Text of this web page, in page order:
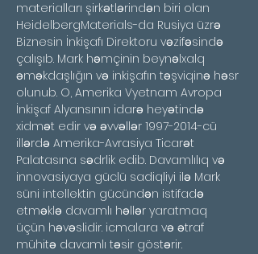
materialları şirkətlərindən biri olan
HeidelbergMaterials-da Rusiya üzrə
Biznesin İnkişafı Direktoru vəzifəsində
çalışıb. Mark həmçinin beynəlxalq
əməkdaşlığın və inkişafın təşviqinə həsr
olunub. O, Amerika Vyetnam Avropa
İnkişaf Alyansının idarə heyətində
xidmət edir və əvvəllər 1997-2014-cü
illərdə Amerika-Avrasiya Ticarət
Palatasına sədrlik edib. Davamlılıq və
innovasiyaya güclü sadiqliyi ilə Mark
süni intellektin gücündən istifadə
etməklə davamlı həllər yaratmaq
üçün həvəslidir. icmalara və ətraf
mühitə davamlı təsir göstərir.